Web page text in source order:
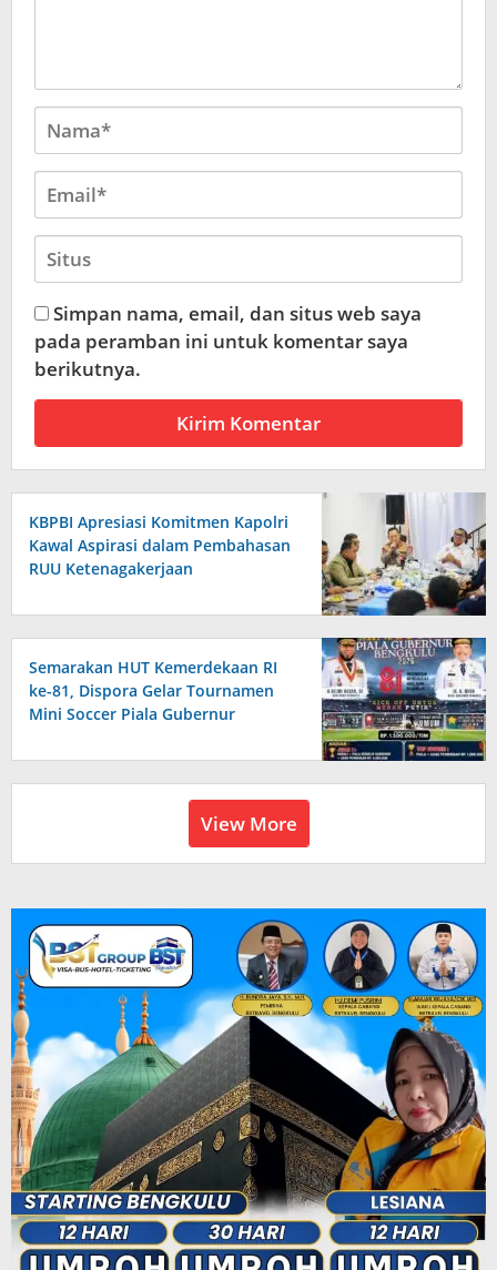
Simpan nama, email, dan situs web saya
pada peramban ini untuk komentar saya
berikutnya.
KBPBI Apresiasi Komitmen Kapolri
Kawal Aspirasi dalam Pembahasan
RUU Ketenagakerjaan
Semarakan HUT Kemerdekaan RI
ke-81, Dispora Gelar Tournamen
Mini Soccer Piala Gubernur
View More